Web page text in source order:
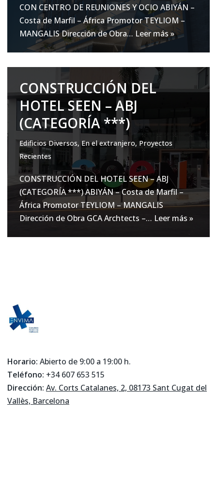
CON CENTRO DE REUNIONES Y OCIO ABIYÁN –
Costa de Marfil – África Promotor TEYLIOM –
MANGALIS Dirección de Obra… Leer más »
CONSTRUCCIÓN DEL
HOTEL SEEN – ABJ
(CATEGORÍA ***)
Edificios Diversos,En el extranjero, Proyectos
Recientes
CONSTRUCCIÓN DEL HOTEL SEEN – ABJ
(CATEGORÍA ***) ABIYÁN – Costa de Marfil –
África Promotor TEYLIOM – MANGALIS
Dirección de Obra GCA Archtects –… Leer más »
Horario: Abierto de 9:00 a 19:00 h.
Teléfono: +34 607 653 515
Dirección: Av. Corts Catalanes, 2, 08173 Sant Cugat del
Vallès, Barcelona